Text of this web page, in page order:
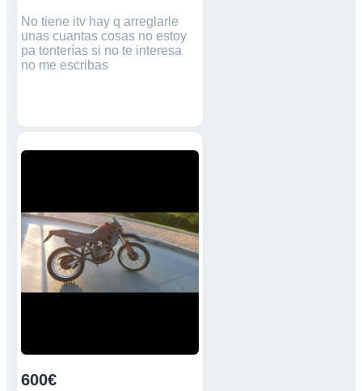
No tiene itv hay q arreglarle
unas cuantas cosas no estoy
pa tonterías si no te interesa
no me escribas
600€